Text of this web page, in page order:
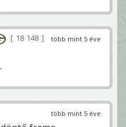
több mint 5 éve
18 148
több mint 5 éve